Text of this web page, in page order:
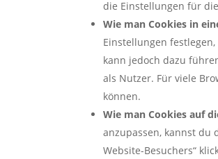
die Einstellungen für
Wie man Cookies in
Einstellungen
kann jedoch dazu
als Nutzer. Für viele
können.
Wie man Cookies auf
anzupassen, kannst du
Website-Besuchers“